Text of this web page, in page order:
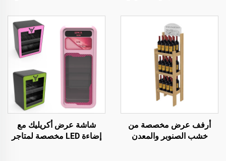
الكبرى والمتاجر التجارية
لاستخدام متاجر إصلاح
السيارات والمصانع
أرفف عرض مخصصة من
خشب الصنوبر والمعدن
شاشة عرض أكريليك مع
إضاءة LED مخصصة لمتاجر